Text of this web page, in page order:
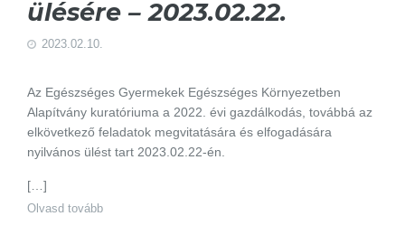
ülésére – 2023.02.22.
2023.02.10.
Az Egészséges Gyermekek Egészséges Környezetben
Alapítvány kuratóriuma a 2022. évi gazdálkodás, továbbá az
elkövetkező feladatok megvitatására és elfogadására
nyilvános ülést tart 2023.02.22-én.
[…]
Olvasd tovább